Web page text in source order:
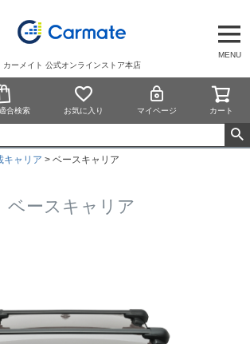
MENU
カーメイト 公式オンラインストア本店
合検索 お気に入り マイページ カート
キャリア ベースキャリア
ベースキャリア